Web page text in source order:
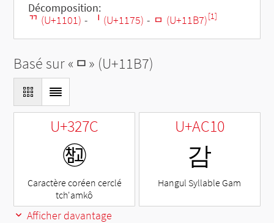
Décomposition:
ᄁ (U+1101) - ᅵ (U+1175) - ᆷ (U+11B7)[1]
Basé sur « ᆷ» (U+11B7)
U+327C
㉼
Caractère coréen cerclé
tch'amkô
U+AC10
감
Hangul Syllable Gam
Afficher davantage